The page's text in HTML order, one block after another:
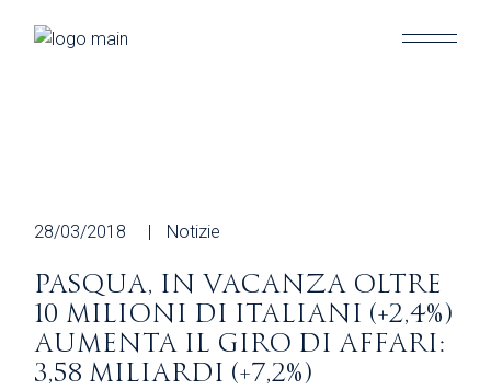
28/03/2018 Notizie
PASQUA, IN VACANZA OLTRE
10 MILIONI DI ITALIANI (+2,4%)
AUMENTA IL GIRO DI AFFARI:
3,58 MILIARDI (+7,2%)